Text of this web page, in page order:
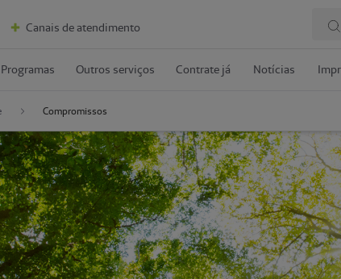
Canais de atendimento
Programas Outros serviços Contrate já Notícias
Compromissos